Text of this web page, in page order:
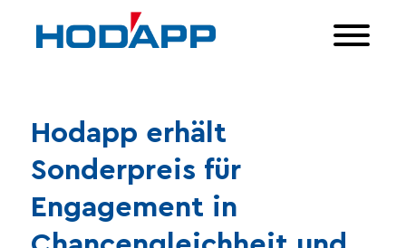
Hodapp erhält
Sonderpreis für
Engagement in